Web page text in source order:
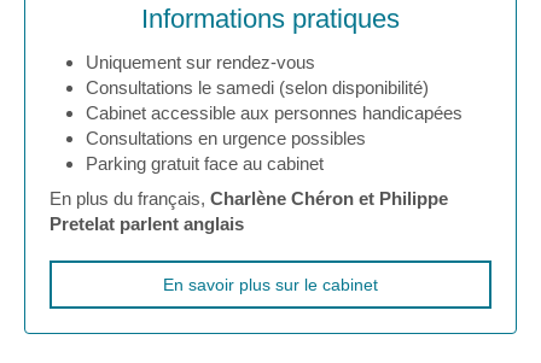
Informations pratiques
Uniquement sur rendez-vous
Consultations le samedi (selon disponibilité)
Cabinet accessible aux personnes handicapées
Consultations en urgence possibles
Parking gratuit face au cabinet
En plus du français, Charlène Chéron et Philippe
Pretelat parlent anglais
En savoir plus sur le cabinet